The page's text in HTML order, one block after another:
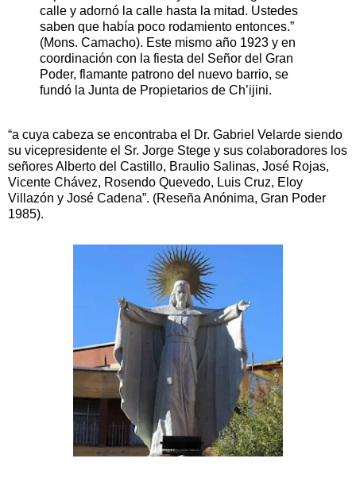
calle y adornó la calle hasta la mitad. Ustedes
saben que había poco rodamiento entonces.”
(Mons. Camacho). Este mismo año 1923 y en
coordinación con la fiesta del Señor del Gran
Poder, flamante patrono del nuevo barrio, se
fundó la Junta de Propietarios de Ch’ijini.
“a cuya cabeza se encontraba el Dr. Gabriel Velarde siendo
su vicepresidente el Sr. Jorge Stege y sus colaboradores los
señores Alberto del Castillo, Braulio Salinas, José Rojas,
Vicente Chávez, Rosendo Quevedo, Luis Cruz, Eloy
Villazón y José Cadena”. (Reseña Anónima, Gran Poder
1985).